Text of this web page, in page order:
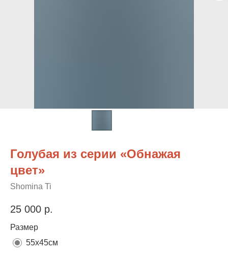
Голубая из серии «Обнажая
цвет»
Shomina Ti
25 000 р.
Размер
55х45см